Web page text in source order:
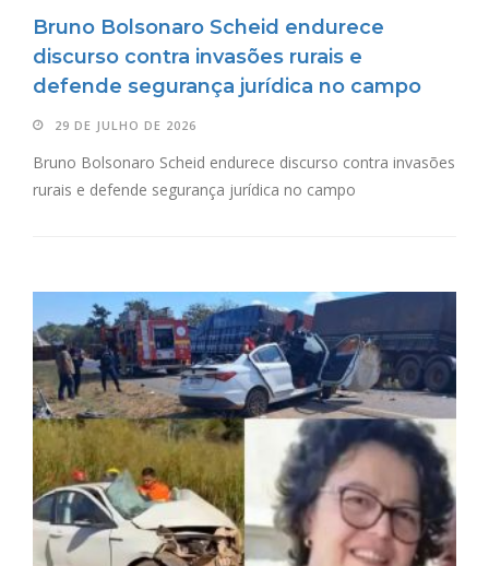
Bruno Bolsonaro Scheid endurece
discurso contra invasões rurais e
defende segurança jurídica no campo
29 DE JULHO DE 2026
Bruno Bolsonaro Scheid endurece discurso contra invasões
rurais e defende segurança jurídica no campo